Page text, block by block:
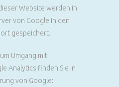
Website werden in
von Google in den
gespeichert.
Umgang mit
Analytics finden Sie in
von Google: